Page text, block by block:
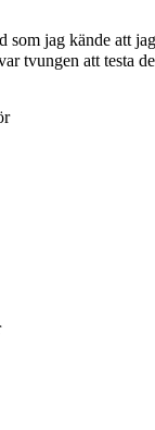
som jag kände att
tvungen att testa